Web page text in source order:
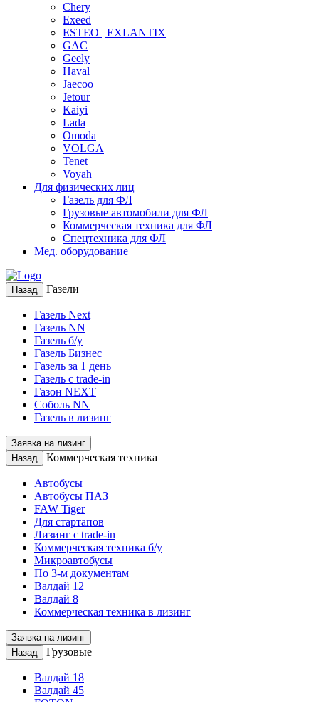
Chery
Exeed
ESTEO | EXLANTIX
GAC
Geely
Haval
Jaecoo
Jetour
Kaiyi
Lada
Omoda
VOLGA
Tenet
Voyah
Для физических лиц
Газель для ФЛ
Грузовые автомобили для ФЛ
Коммерческая техника для ФЛ
Спецтехника для ФЛ
Мед. оборудование
Назад Газели
Газель Next
Газель NN
Газель б/у
Газель Бизнес
Газель за 1 день
Газель с trade-in
Газон NEXT
Соболь NN
Газель в лизинг
Заявка на лизинг
Назад
Коммерческая техника
Автобусы
Автобусы ПАЗ
FAW Tiger
Для стартапов
Лизинг с trade-in
Коммерческая техника б/у
Микроавтобусы
По 3-м документам
Валдай 12
Валдай 8
Коммерческая техника в лизинг
Заявка на лизинг
Назад
Грузовые
Валдай 18
Валдай 45